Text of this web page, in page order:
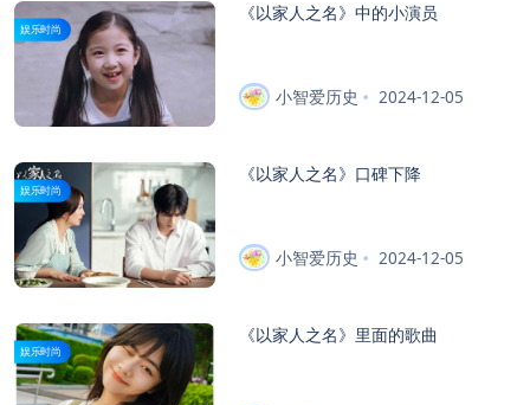
娱乐时尚
《以家人之名》中的小演员
小智爱历史 2024-12-05
娱乐时尚
《以家人之名》口碑下降
小智爱历史 2024-12-05
娱乐时尚
《以家人之名》里面的歌曲